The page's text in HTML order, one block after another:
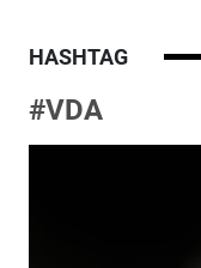
HASHTAG
#VDA